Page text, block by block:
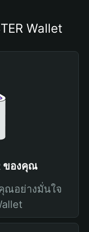
Wallet
ของคุณ
ณอย่างมั่นใจ